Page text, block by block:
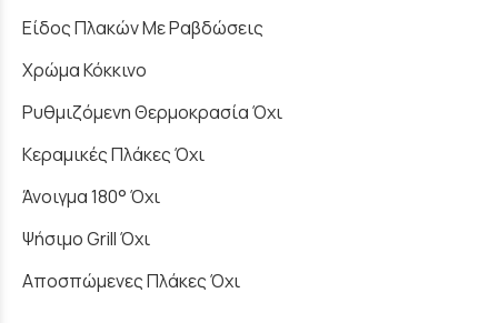
Είδος Πλακών Με Ραβδώσεις
Χρώμα Κόκκινο
Ρυθμιζόμενη Θερμοκρασία Όχι
Κεραμικές Πλάκες Όχι
Άνοιγμα 180° Όχι
Ψήσιμο Grill Όχι
Αποσπώμενες Πλάκες Όχι